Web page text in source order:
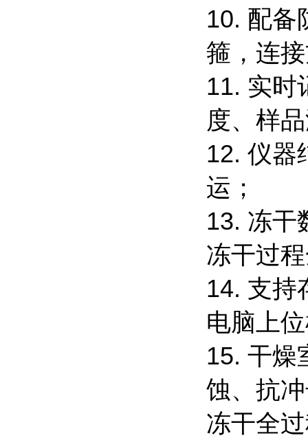
10. 配备
箍，连
11. 实时
度、样
12. 仪器
运；
13. 冻干
冻干过
14. 支持
电脑上
15. 干燥
蚀、抗
冻干全